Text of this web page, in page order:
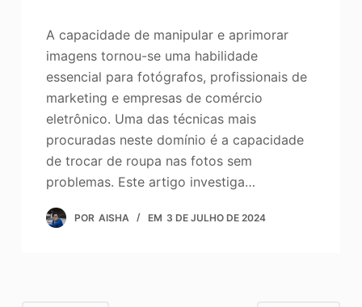
A capacidade de manipular e aprimorar
imagens tornou-se uma habilidade
essencial para fotógrafos, profissionais de
marketing e empresas de comércio
eletrônico. Uma das técnicas mais
procuradas neste domínio é a capacidade
de trocar de roupa nas fotos sem
problemas. Este artigo investiga…
POR AISHA EM 3 DE JULHO DE 2024